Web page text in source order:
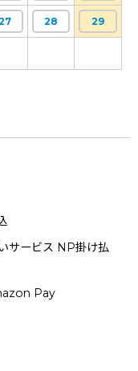
28 29
サービス NP掛け払
Pay